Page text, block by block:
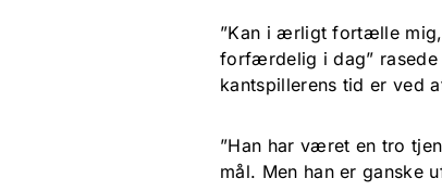
”Kan i ærligt fortælle
forfærdelig i dag” rasede
kantspillerens tid er ved
”Han har været en tro
mål. Men han er ganske